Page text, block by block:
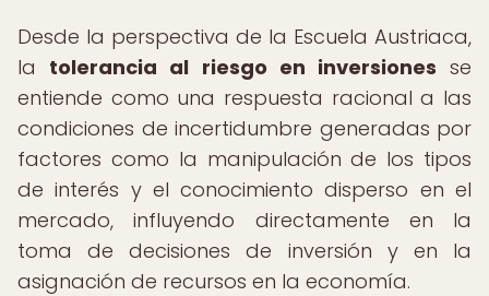
Desde la perspectiva de la Escuela Austriaca,
la tolerancia al riesgo en inversiones se
entiende como una respuesta racional a las
condiciones de incertidumbre generadas por
factores como la manipulación de los tipos
de interés y el conocimiento disperso en el
mercado, influyendo directamente en la
toma de decisiones de inversión y en la
asignación de recursos en la economía.